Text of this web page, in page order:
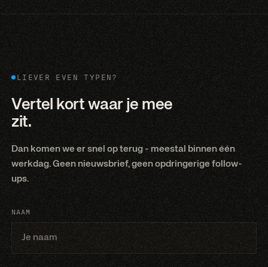
LIEVER EVEN TYPEN?
Vertel kort waar je mee
zit.
Dan komen we er snel op terug - meestal binnen één
werkdag. Geen nieuwsbrief, geen opdringerige follow-
ups.
NAAM